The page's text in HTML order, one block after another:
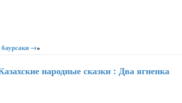
баурсаки →»
народные сказки : Два ягненка